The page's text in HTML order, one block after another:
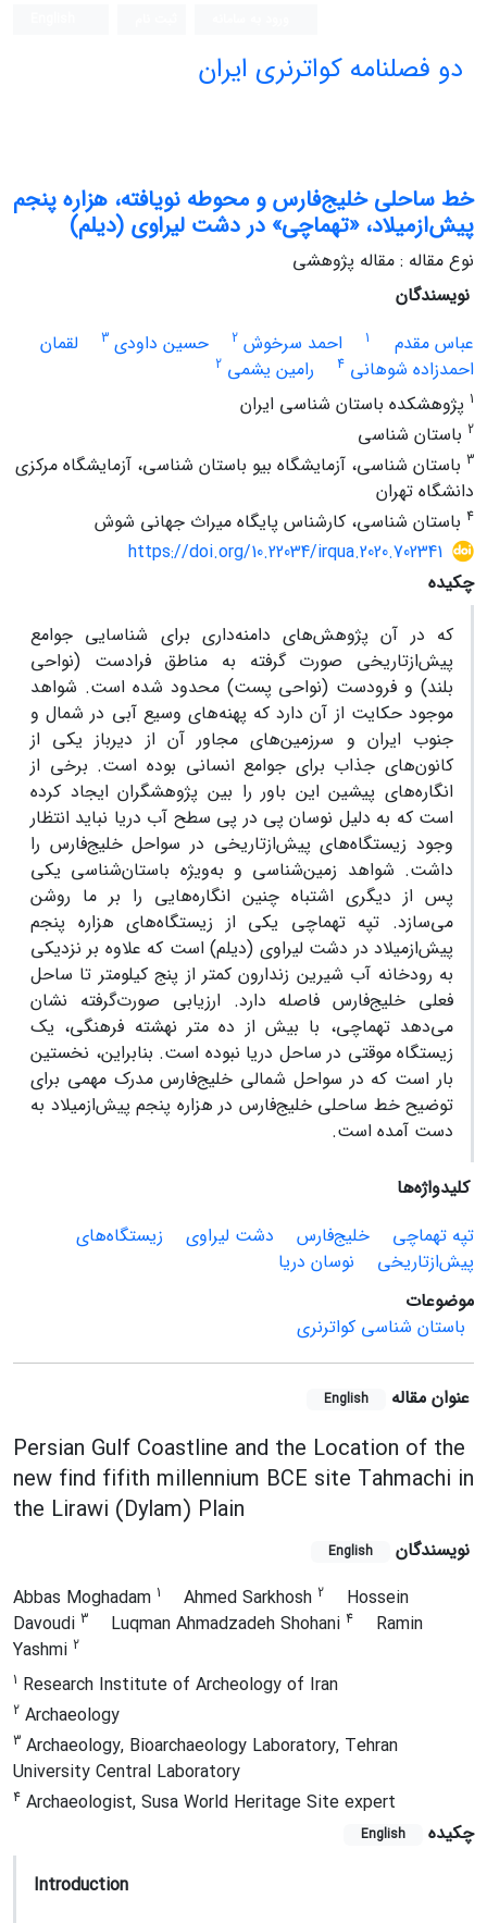
دو فصلنامه کواترنری ایران
خط ساحلی خلیج‌فارس و محوطه نویافته، هزاره پنجم
پیش‌از‌میلاد، «تهماچی» در دشت لیراوی (‌دیلم)
نوع مقاله : مقاله پژوهشی
نویسندگان
عباس مقدم
1 احمد سرخوش 2 حسین داودی 3
لقمان
احمدزاده شوهانی 4 رامین یشمی 2
1 پژوهشکده باستان شناسی ایران
2 باستان شناسی
3 باستان شناسی، آزمایشگاه بیو باستان شناسی، آزمایشگاه مرکزی
دانشگاه تهران
4 باستان شناسی، کارشناس پایگاه میراث جهانی شوش
https://doi.org/10.22034/irqua.2020.702341
چکیده
که در آن پژوهش‌های دامنه‌داری برای شناسایی جوامع
پیش‌ازتاریخی صورت گرفته به مناطق فرادست (نواحی
بلند) و فرودست (نواحی پست)محدود شده است. شواهد
موجود حکایت از آن دارد که پهنه‌های وسیع آبی در شمال و
جنوب ایران و سرزمین‌های مجاور آن از دیرباز یکی از
کانون‌های جذاب برای جوامع انسانی بوده است. برخی از
انگاره‌های پیشیناین‌ باور را بین پژوهشگران ایجاد کرده
است که به دلیل نوسان پی در پی سطح آب دریا نباید انتظار
وجود زیستگاه‌های پیش‌ازتاریخی در سواحل خلیج‌فارس را
داشت. شواهد زمین‌شناسی و به‌ویژه باستان‌شناسی یکی
پس از دیگری اشتباه چنین انگاره‌هایی را بر ما روشن
می‌سازد. تپه تهماچی یکی از زیستگاه‌های هزاره پنجم
پیش‌ازمیلاد در دشت لیراوی (دیلم) است که علاوه بر نزدیکی
به رودخانه آب شیرین زندارون کمتر از پنج کیلومتر تا ساحل
فعلی خلیج‌فارس فاصله دارد. ارزیابی صورتگرفته نشان
می‌دهد تهماچی، با بیش از ده متر نهشته فرهنگی، یک
زیستگاه موقتی در ساحل دریا نبوده است. بنابراین، نخستین
بار است که در سواحل شمالی خلیجفارس مدرک مهمی برای
توضیح خط ساحلی خلیجفارس در هزاره پنجم پیشازمیلاد به
دست آمده است.
کلیدواژه‌ها
تپه تهماچی
خلیج‌فارس دشت لیراوی
زیستگاه‌های
پیش‌ازتاریخی
نوسان دریا
موضوعات
باستان شناسی کواترنری
عنوان مقاله English
Persian Gulf Coastline and the Location of the
new find fifith millennium BCE site Tahmachi in
the Lirawi (Dylam) Plain
نویسندگان English
Abbas Moghadam 1 Ahmed Sarkhosh 2
Hossein
Davoudi 3 Luqman Ahmadzadeh Shohani 4
Ramin
Yashmi 2
1 Research Institute of Archeology of Iran
2 Archaeology
3 Archaeology, Bioarchaeology Laboratory, Tehran
University Central Laboratory
4 Archaeologist, Susa World Heritage Site expert
چکیده
English
Introduction